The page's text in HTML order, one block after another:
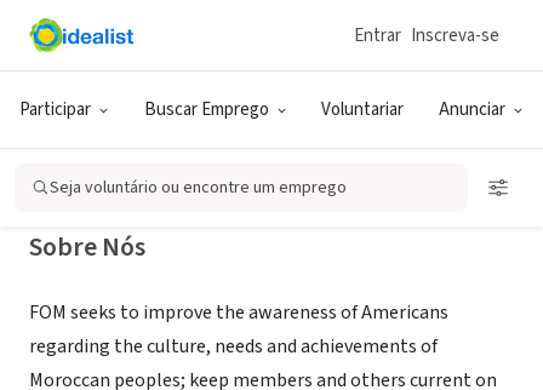
Participar Buscar Emprego Voluntariar Anunciar
Entrar Inscreva-se
Seja voluntário ou encontre um emprego
ONG (SETOR SOCIAL)
Friends of Morocco
Sobre Nós
FOM seeks to improve the awareness of Americans
regarding the culture, needs and achievements of
Moroccan peoples; keep members and others current on